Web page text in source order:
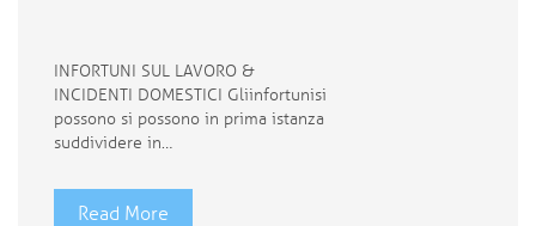
INFORTUNI SUL LAVORO &
INCIDENTI DOMESTICI Gli infortuni si
possono si possono in prima istanza
suddividere in…
Read More